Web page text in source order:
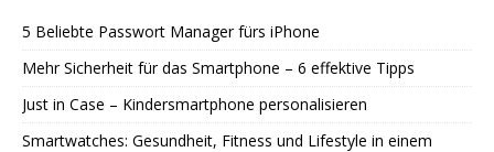
5 Beliebte Passwort Manager fürs iPhone
Mehr Sicherheit für das Smartphone – 6 effektive Tipps
Just in Case – Kindersmartphone personalisieren
Smartwatches: Gesundheit, Fitness und Lifestyle in einem